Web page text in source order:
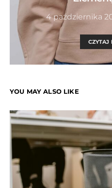
4 października
CZYTAJ
YOU MAY ALSO LIKE